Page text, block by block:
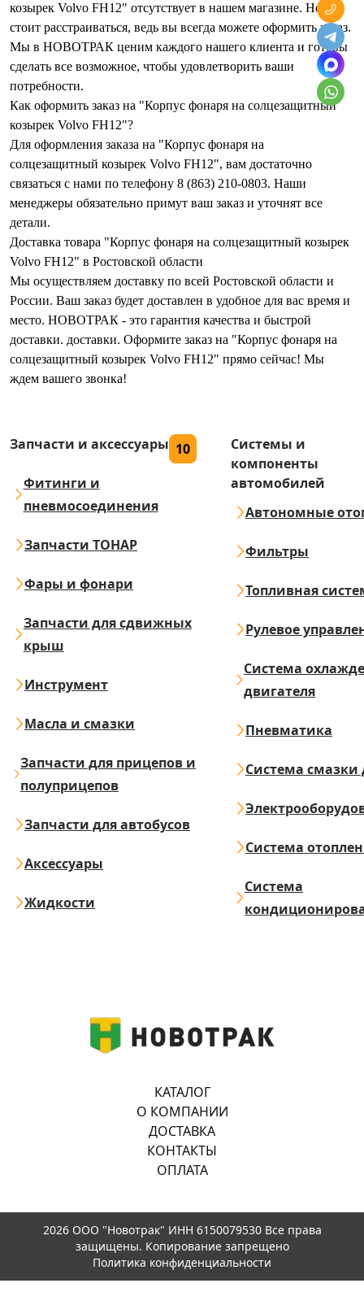
козырек Volvo FH12" отсутствует в нашем магазине. Но не
стоит расстраиваться, ведь вы всегда можете оформить заказ.
Мы в НОВОТРАК ценим каждого нашего клиента и готовы
сделать все возможное, чтобы удовлетворить ваши
потребности.
Как оформить заказ на "Корпус фонаря на солцезащитный
козырек Volvo FH12"?
Для оформления заказа на "Корпус фонаря на
солцезащитный козырек Volvo FH12", вам достаточно
связаться с нами по телефону 8 (863) 210-0803. Наши
менеджеры обязательно примут ваш заказ и уточнят все
детали.
Доставка товара "Корпус фонаря на солцезащитный козырек
Volvo FH12" в Ростовской области
Мы осуществляем доставку по всей Ростовской области и
России. Ваш заказ будет доставлен в удобное для вас время и
место. НОВОТРАК - это гарантия качества и быстрой
доставки. доставки. Оформите заказ на "Корпус фонаря на
солцезащитный козырек Volvo FH12" прямо сейчас! Мы
ждем вашего звонка!
Запчасти и аксессуары 10
Фитинги и
пневмосоединения
Запчасти ТОНАР
Фары и фонари
Запчасти для сдвижных
крыш
Инструмент
Масла и смазки
Запчасти для прицепов и
полуприцепов
Запчасти для автобусов
Аксессуары
Жидкости
Системы и
компоненты
автомобилей
Автономные
Фильтры
Топливная
Рулевое
Система
двигателя
Пневматика
Система смазки
Система
Система
КАТАЛОГ
О КОМПАНИИ
ДОСТАВКА
КОНТАКТЫ
ОПЛАТА
2026 ООО "Новотрак" ИНН 6150079530 Все права
защищены. Копирование запрещено
Политика конфиденциальности